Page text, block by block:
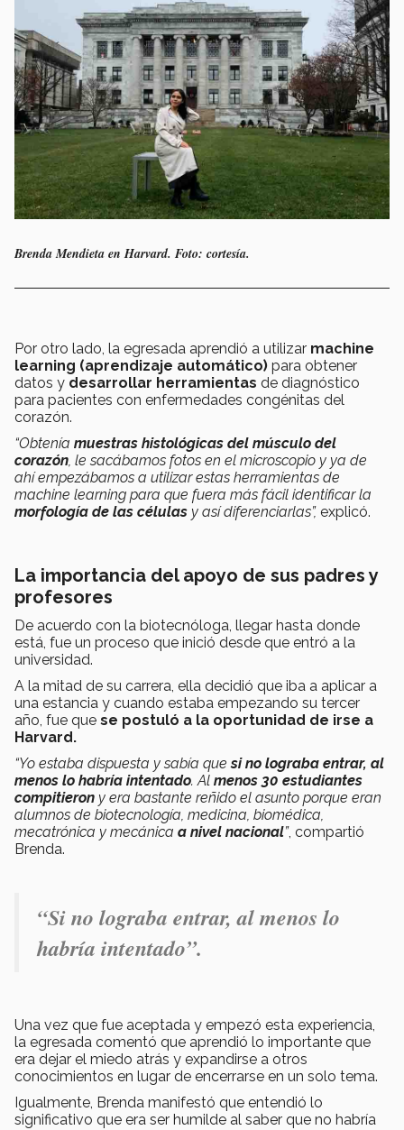
Brenda Mendieta en Harvard. Foto: cortesía.
Por otro lado, la egresada aprendió a utilizar machine
learning (aprendizaje automático) para obtener
datos y desarrollar herramientas de diagnóstico
para pacientes con enfermedades congénitas del
corazón.
“Obtenía muestras histológicas del músculo del
corazón, le sacábamos fotos en el microscopio y ya de
ahí empezábamos a utilizar estas herramientas de
machine learning para que fuera más fácil identificar la
morfología de las células y así diferenciarlas”, explicó.
La importancia del apoyo de sus padres y
profesores
De acuerdo con la biotecnóloga, llegar hasta donde
está, fue un proceso que inició desde que entró a la
universidad.
A la mitad de su carrera, ella decidió que iba a aplicar a
una estancia y cuando estaba empezando su tercer
año, fue que se postuló a la oportunidad de irse a
Harvard.
“Yo estaba dispuesta y sabía quesi no lograba entrar, al
menos lo habría intentado. Al menos 30 estudiantes
compitieron y era bastante reñido el asunto porque eran
alumnos de biotecnología, medicina, biomédica,
mecatrónica y mecánica a nivel nacional”, compartió
Brenda.
“Si no lograba entrar, al menos lo
habría intentado”.
Una vez que fue aceptada y empezó esta experiencia,
la egresada comentó que aprendió lo importante que
era dejar el miedo atrás y expandirse a otros
conocimientos en lugar de encerrarse en un solo tema.
Igualmente, Brenda manifestó que entendió lo
significativo que era ser humilde al saber que no habría